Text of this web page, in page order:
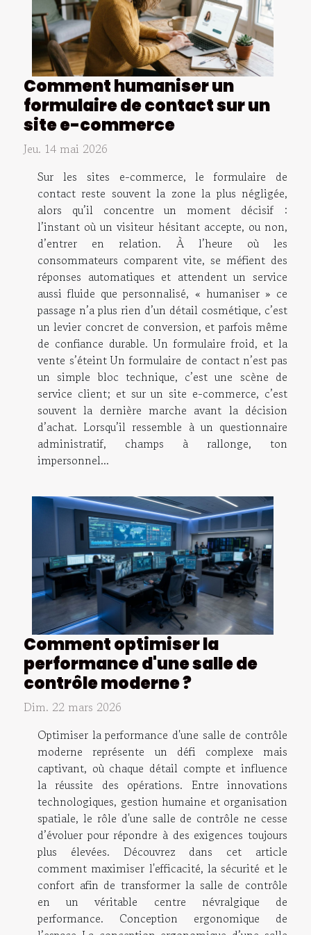
Comment humaniser un
formulaire de contact sur un
site e-commerce
Jeu. 14 mai 2026
Sur les sites e-commerce, le formulaire de
contact reste souvent la zone la plus négligée,
alors qu’il concentre un moment décisif :
l’instant où un visiteur hésitant accepte, ou non,
d’entrer en relation. À l’heure où les
consommateurs comparent vite, se méfient des
réponses automatiques et attendent un service
aussi fluide que personnalisé, « humaniser » ce
passage n’a plus rien d’un détail cosmétique, c’est
un levier concret de conversion, et parfois même
de confiance durable. Un formulaire froid, et la
vente s’éteint Un formulaire de contact n’est pas
un simple bloc technique, c’est une scène de
service client; et sur un site e-commerce, c’est
souvent la dernière marche avant la décision
d’achat. Lorsqu’il ressemble à un questionnaire
administratif, champs à rallonge, ton
impersonnel...
Comment optimiser la
performance d'une salle de
contrôle moderne ?
Dim. 22 mars 2026
Optimiser la performance d'une salle de contrôle
moderne représente un défi complexe mais
captivant, où chaque détail compte et influence
la réussite des opérations. Entre innovations
technologiques, gestion humaine et organisation
spatiale, le rôle d'une salle de contrôle ne cesse
d’évoluer pour répondre à des exigences toujours
plus élevées. Découvrez dans cet article
comment maximiser l'efficacité, la sécurité et le
confort afin de transformer la salle de contrôle
en un véritable centre névralgique de
performance. Conception ergonomique de